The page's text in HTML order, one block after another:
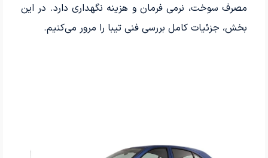
مصرف سوخت، نرمی فرمان و هزینه نگهداری دارد. در این
بخش، جزئیات کامل بررسی فنی تیبا را مرور می‌کنیم.